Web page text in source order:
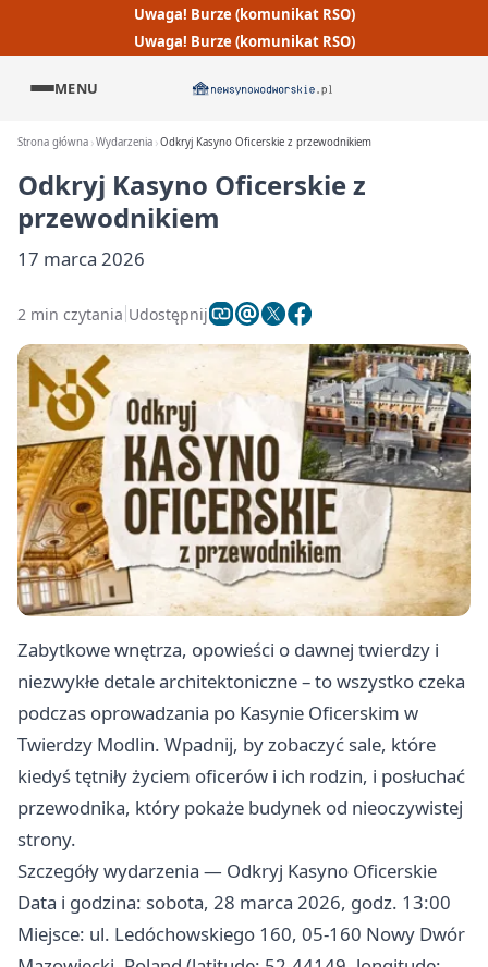
Uwaga! Burze (komunikat RSO)
Uwaga! Burze (komunikat RSO)
MENU
Strona główna Wydarzenia Odkryj Kasyno Oficerskie z przewodnikiem
Odkryj Kasyno Oficerskie z
przewodnikiem
17 marca 2026
2 min czytania Udostępnij
Zabytkowe wnętrza, opowieści o dawnej twierdzy i
niezwykłe detale architektoniczne – to wszystko czeka
podczas oprowadzania po Kasynie Oficerskim w
Twierdzy Modlin. Wpadnij, by zobaczyć sale, które
kiedyś tętniły życiem oficerów i ich rodzin, i posłuchać
przewodnika, który pokaże budynek od nieoczywistej
strony.
Szczegóły wydarzenia — Odkryj Kasyno Oficerskie
Data i godzina: sobota, 28 marca 2026, godz. 13:00
Miejsce: ul. Ledóchowskiego 160, 05-160 Nowy Dwór